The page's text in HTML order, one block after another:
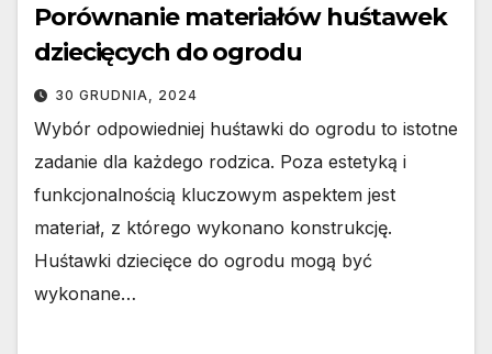
Porównanie materiałów huśtawek
dziecięcych do ogrodu
30 GRUDNIA, 2024
Wybór odpowiedniej huśtawki do ogrodu to istotne
zadanie dla każdego rodzica. Poza estetyką i
funkcjonalnością kluczowym aspektem jest
materiał, z którego wykonano konstrukcję.
Huśtawki dziecięce do ogrodu mogą być
wykonane…